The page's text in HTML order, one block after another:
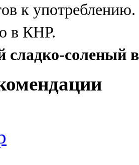
к употреблению.
в КНР.
соленый